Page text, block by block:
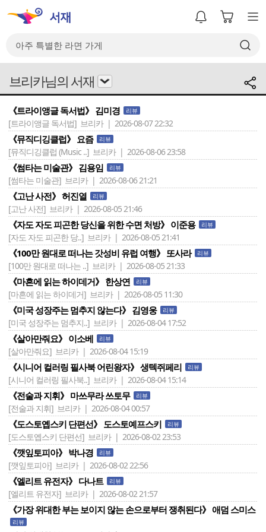
브리카님의 서재
《트라이앵글 독서법》 김미경 리뷰
[트라이앵글 독서법] 브리카 | 2026-08-07 22:32
《뮤직디깅클럽》 요즘 리뷰
[뮤직디깅클럽 (Music ..] 브리카 | 2026-08-06 23:58
《썸타는 미술관》 김용임 리뷰
[썸타는 미술관] 브리카 | 2026-08-06 21:21
《고난 사전》 허진열 리뷰
[고난 사전] 브리카 | 2026-08-05 21:46
《자도 자도 피곤한 당신을 위한 수면 처방》 이준용 리뷰
[자도 자도 피곤한 당..] 브리카 | 2026-08-05 21:41
《100만 원대로 떠나는 갓성비 유럽 여행》 또사라 리뷰
[100만 원대로 떠나는 ..] 브리카 | 2026-08-05 21:33
《마흔에 읽는 하이데거》 한상연 리뷰
[마흔에 읽는 하이데거] 브리카 | 2026-08-05 11:30
《미국 성장주는 멈추지 않는다》 김영웅 리뷰
[미국 성장주는 멈추지..] 브리카 | 2026-08-04 17:52
《살아만줘요》 이소베 리뷰
[살아만줘요] 브리카 | 2026-08-04 15:19
《시니어 컬러링 필사북 어린왕자》 생텍쥐페리 리뷰
[시니어 컬러링 필사북..] 브리카 | 2026-08-04 15:14
《전술과 지휘》 마쓰무라 쓰토무 리뷰
[전술과 지휘] 브리카 | 2026-08-04 00:57
《도스토옙스키 단편선》 도스토예프스키 리뷰
[도스토옙스키 단편선] 브리카 | 2026-08-02 23:53
《깻잎토피아》 박나경 리뷰
[깻잎토피아] 브리카 | 2026-08-02 22:56
《엘리트 유전자》 다나트 리뷰
[엘리트 유전자] 브리카 | 2026-08-02 21:57
《가장 위대한 부는 보이지 않는 손으로부터 쟁취된다》 애덤 스미스
리뷰